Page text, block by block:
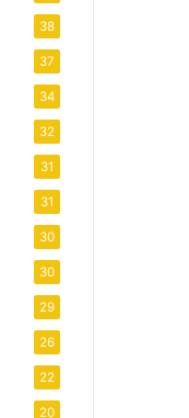
38
37
34
32
31
31
30
30
29
26
22
20